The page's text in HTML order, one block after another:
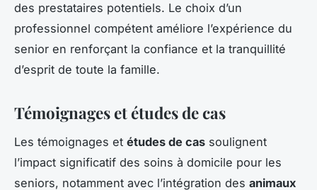
des prestataires potentiels. Le choix d’un
professionnel compétent améliore l’expérience du
senior en renforçant la confiance et la tranquillité
d’esprit de toute la famille.
Témoignages et études de cas
Les témoignages et études de cas soulignent
l’impact significatif des soins à domicile pour les
seniors, notamment avec l’intégration des animaux